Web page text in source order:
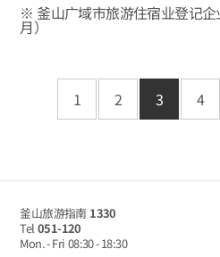
※ 釜山广域市旅游住宿业登记
月）
1 2 3 4
釜山旅游指南 1330
Tel 051-120
Mon. - Fri 08:30 - 18:30